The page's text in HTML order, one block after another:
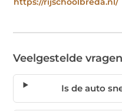
Veelgestelde vragen
Is de auto